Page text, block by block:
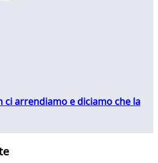
ci arrendiamo e diciamo che la